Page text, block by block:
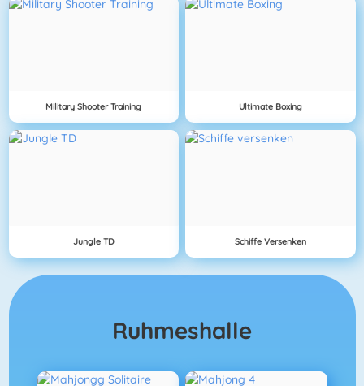
Military Shooter Training Ultimate Boxing
Jungle TD Schiffe Versenken
Ruhmeshalle